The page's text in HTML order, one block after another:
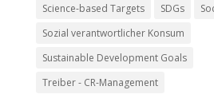
Science-based Targets
SDGs
Sozial verantwortlicher Konsum
Sustainable Development Goals
Treiber - CR-Management